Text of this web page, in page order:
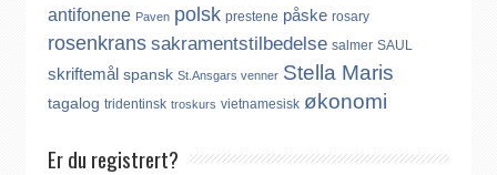
antifonene Paven polsk prestene påske rosary
rosenkrans sakramentstilbedelse salmer SAUL
skriftemål spansk St.Ansgars venner Stella Maris
tagalog tridentinsk troskurs vietnamesisk økonomi
Er du registrert?